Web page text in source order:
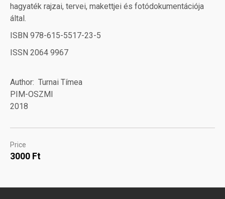
hagyaték rajzai, tervei, makettjei és fotódokumentációja
által.
ISBN 978-615-5517-23-5
ISSN 2064 9967
Author Turnai Tímea
PIM-OSZMI
2018
Price
3000 Ft